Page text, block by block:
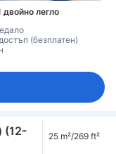
двойно легло
(безплатен)
(12-
25 m²/269 ft²